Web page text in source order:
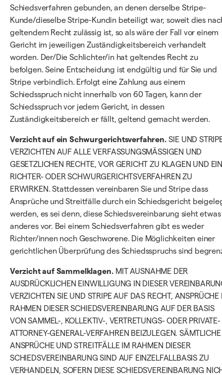
Schiedsverfahren gebunden, an denen derselbe Stripe-
Kunde/dieselbe Stripe-Kundin beteiligt war, soweit dies
geltendem Recht zulässig ist, so als wäre der Fall vor einem
Gericht im jeweiligen Zuständigkeitsbereich verhandelt
worden. Der/Die Schlichter/in hat geltendes Recht zu
befolgen. Seine Entscheidung ist endgültig und für Sie und
Stripe verbindlich. Erfolgt eine Zahlung aus einem
Schiedsspruch nicht innerhalb von 60 Tagen, kann der
Schiedsspruch vor jedem Gericht, in dessen
Zuständigkeitsbereich er fällt, geltend gemacht werden.
Verzicht auf ein Schwurgerichtsverfahren. SIE UND
VERZICHTEN AUF ALLE VERFASSUNGSMÄSSIGEN UND
GESETZLICHEN RECHTE, VOR GERICHT ZU KLAGEN UND
RICHTER- ODER SCHWURGERICHTSVERFAHREN ZU
ERWIRKEN. Stattdessen vereinbaren Sie und Stripe dass
Ansprüche und Streitfälle durch ein Schiedsgericht
werden, es sei denn, diese Schiedsvereinbarung sieht etwas
anderes vor. Bei einem Schiedsverfahren gibt es weder
Richter/innen noch Geschworene. Die Möglichkeiten einer
gerichtlichen Überprüfung des Schiedsspruchs sind
Verzicht auf Sammelklagen. MIT AUSNAHME DER
AUSDRÜCKLICHEN EINWILLIGUNG IN DIESER
VERZICHTEN SIE UND STRIPE AUF DAS RECHT, ANSPRÜCHE
RAHMEN DIESER SCHIEDSVEREINBARUNG AUF DER BASIS
VON SAMMEL-, KOLLEKTIV-, VERTRETUNGS- ODER PRIVATE-
ATTORNEY-GENERAL-VERFAHREN BEIZULEGEN. SÄMTLICHE
ANSPRÜCHE UND STREITFÄLLE IM RAHMEN DIESER
SCHIEDSVEREINBARUNG SIND AUF EINZELFALLBASIS ZU
VERHANDELN, SOFERN DIESE SCHIEDSVEREINBARUNG